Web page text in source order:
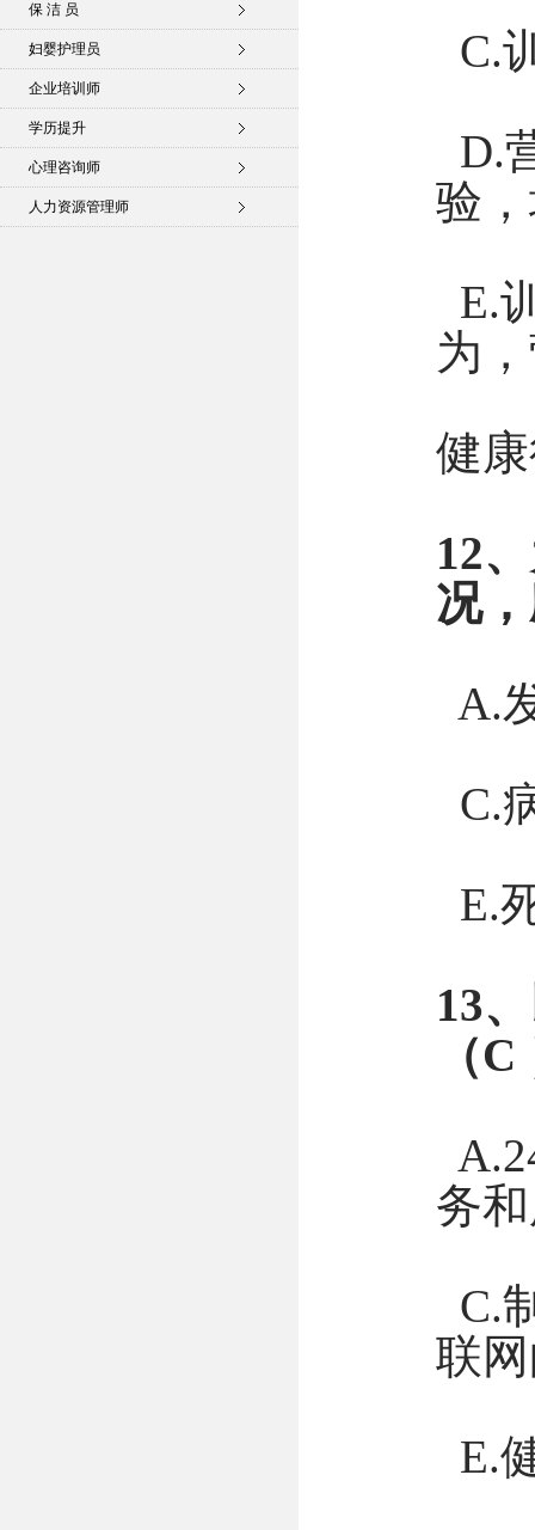
保 洁 员
妇婴护理员
企业培训师
学历提升
心理咨询师
人力资源管理师
C.
D.
验
E.
为
健
12
况
A.
C.
E.
13
（
务
C.
联
E.